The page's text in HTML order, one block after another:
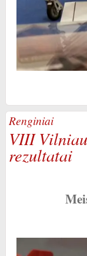
Renginiai
VIII
rezultatai